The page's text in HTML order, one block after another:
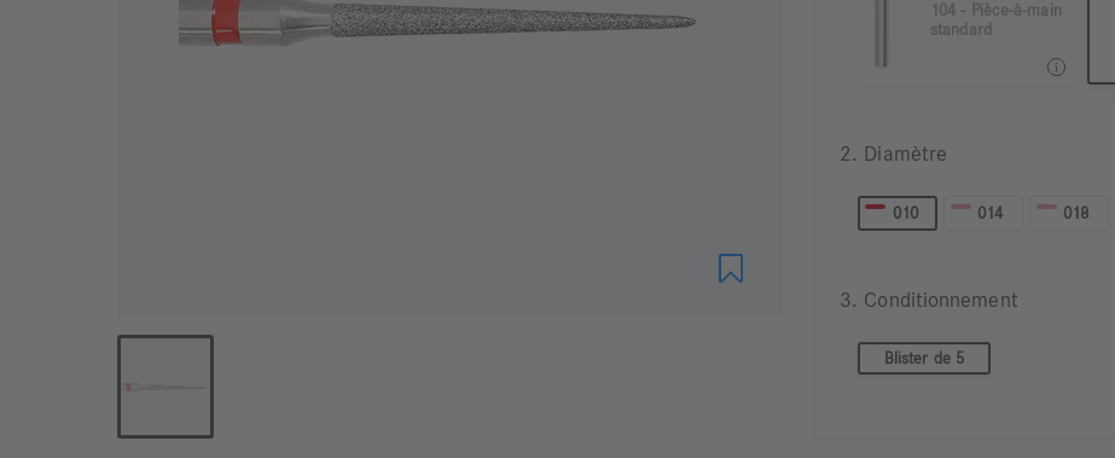
104 - Pièce-à-main
standard
2. Diamètre
010 014 018
3. Conditionnement
Blister de 5